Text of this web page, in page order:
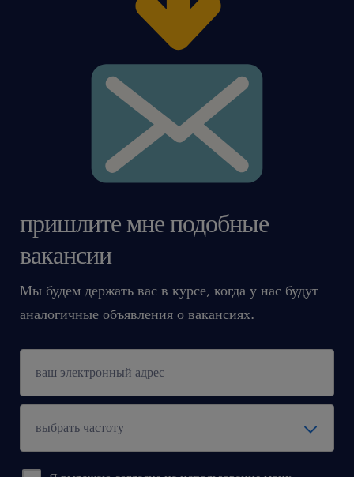
пришлите мне подобные
вакансии
Мы будем держать вас в курсе, когда у нас будут
аналогичные объявления о вакансиях.